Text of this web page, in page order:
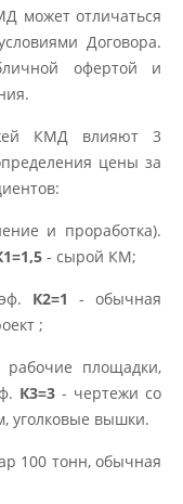
может отличаться
Договора.
офертой и
КМД влияют 3
цены за
и проработка).
- сырой КМ;
К2=1 - обычная
;
рабочие площадки,
К3=3 - чертежи со
уголковые вышки.
100 тонн, обычная